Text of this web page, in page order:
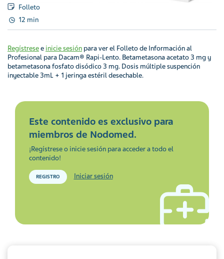
Folleto
12 min
Regístresee inicie sesión para ver el Folleto de Información al
Profesional para Dacam® Rapi-Lento. Betametasona acetato 3 mg y
betametasona fosfato disódico 3 mg. Dosis múltiple suspención
inyectable 3mL + 1 jeringa estéril desechable.
Este contenido es exclusivo para
miembros de Nodomed.
¡Regístrese o inicie sesión para acceder a todo el
contenido!
REGISTRO Iniciar sesión